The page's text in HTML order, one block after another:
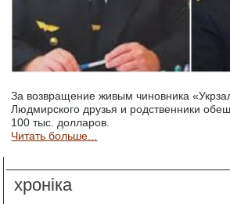
За возвращение живым чиновника
Людмирского друзья и родственники
100 тыс. долларов.
Читать больше...
хроніка